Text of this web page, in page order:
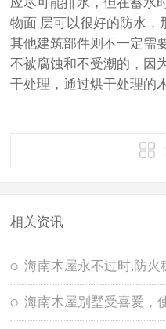
应尽可能排水，但在蓄水
物面 层可以很好的防水，
其他建筑部件则不一定需
不被腐蚀和不受潮的，因
干处理，通过烘干处理的
相关资讯
海南木屋永不过时,防火